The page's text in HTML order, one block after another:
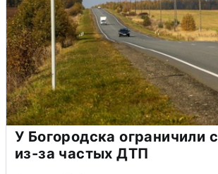
У Богородска ограничили
из-за частых ДТП